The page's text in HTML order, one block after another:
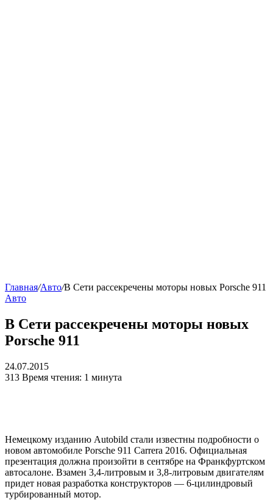
Главная/Авто/В Сети рассекречены моторы новых Porsche 911
Авто
В Сети рассекречены моторы новых
Porsche 911
24.07.2015
313 Время чтения: 1 минута
Немецкому изданию Autobild стали известны подробности о
новом автомобиле Porsche 911 Carrera 2016. Официальная
презентация должна произойти в сентябре на Франкфуртском
автосалоне. Взамен 3,4-литровым и 3,8-литровым двигателям
придет новая разработка конструкторов — 6-цилиндровый
турбированный мотор.